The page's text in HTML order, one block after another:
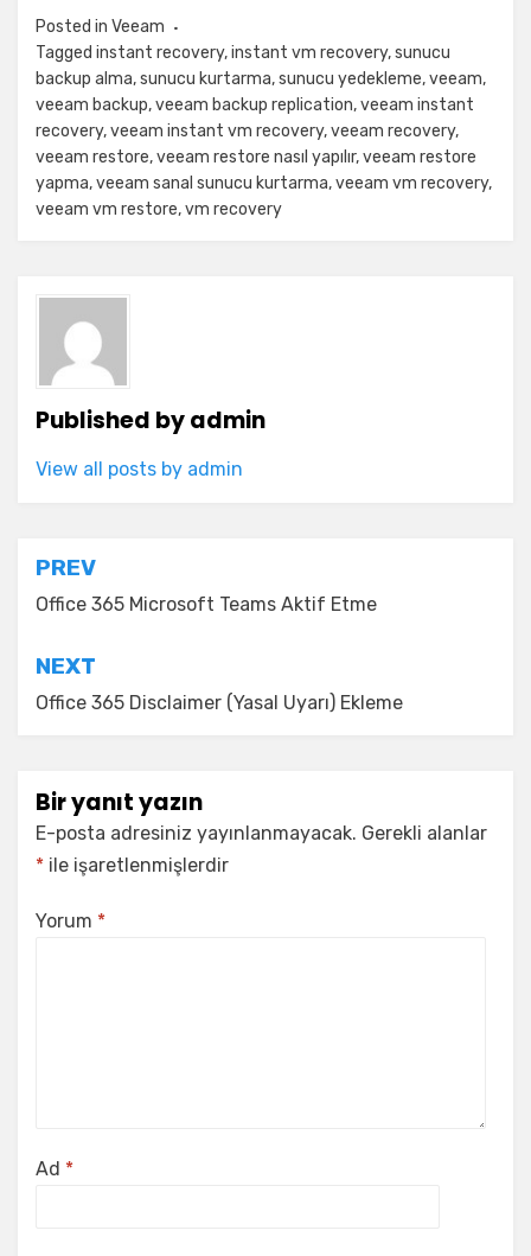
Posted in Veeam
Tagged instant recovery,instant vm recovery,sunucu
backup alma,sunucu kurtarma,sunucu yedekleme,veeam,
veeam backup,veeam backup replication,veeam instant
recovery,veeam instant vm recovery,veeam recovery,
veeam restore,veeam restore nasıl yapılır,veeam restore
yapma,veeam sanal sunucu kurtarma,veeam vm recovery,
veeam vm restore,vm recovery
Published byadmin
View all posts by admin
Yazı
gezinmesi
PREV
Office 365 Microsoft Teams Aktif Etme
NEXT
Office 365 Disclaimer (Yasal Uyarı) Ekleme
Bir yanıt yazın
E-posta adresiniz yayınlanmayacak. Gerekli alanlar
* ile işaretlenmişlerdir
Yorum *
Ad *